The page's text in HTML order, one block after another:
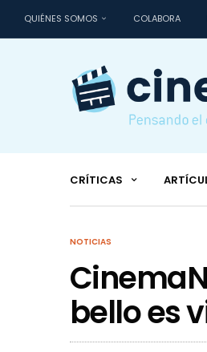
QUIÉNES SOMOS COLABORA
CRÍTICAS
NOTICIAS
bello es